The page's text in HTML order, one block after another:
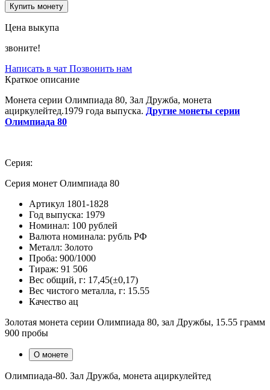
Купить монету
Цена выкупа
звоните!
Написать в чат Позвонить нам
Краткое описание
Монета серии Олимпиада 80, Зал Дружба, монета
ациркулейтед.1979 года выпуска. Другие монеты серии
Олимпиада 80
Серия:
Серия монет Олимпиада 80
Артикул 1801-1828
Год выпуска: 1979
Номинал: 100 рублей
Валюта номинала: рубль РФ
Металл: Золото
Проба: 900/1000
Тираж: 91 506
Вес общий, г: 17,45(±0,17)
Вес чистого металла, г: 15.55
Качество ац
Золотая монета серии Олимпиада 80, зал Дружбы, 15.55 грамм
900 пробы
О монете
Олимпиада-80. Зал Дружба, монета ациркулейтед